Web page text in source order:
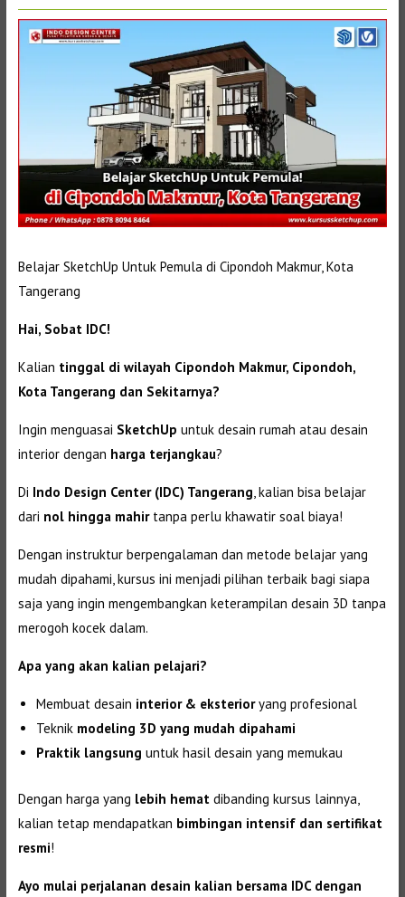
Belajar SketchUp Untuk Pemula di Cipondoh Makmur, Kota
Tangerang
Hai, Sobat IDC!
Kalian tinggal di wilayah Cipondoh Makmur, Cipondoh,
Kota Tangerang dan Sekitarnya?
Ingin menguasai SketchUp untuk desain rumah atau desain
interior dengan harga terjangkau?
Di Indo Design Center (IDC) Tangerang , kalian bisa belajar
dari nol hingga mahirtanpa perlu khawatir soal biaya!
Dengan instruktur berpengalaman dan metode belajar yang
mudah dipahami, kursus ini menjadi pilihan terbaik bagi siapa
saja yang ingin mengembangkan keterampilan desain 3D tanpa
merogoh kocek dalam.
Apa yang akan kalian pelajari?
Membuat desain interior & eksterioryang profesional
Teknik modeling 3D yang mudah dipahami
Praktik langsung untuk hasil desain yang memukau
Dengan harga yang lebih hemat dibanding kursus lainnya,
kalian tetap mendapatkan bimbingan intensif dan sertifikat
resmi!
Ayo mulai perjalanan desain kalian bersama IDC dengan